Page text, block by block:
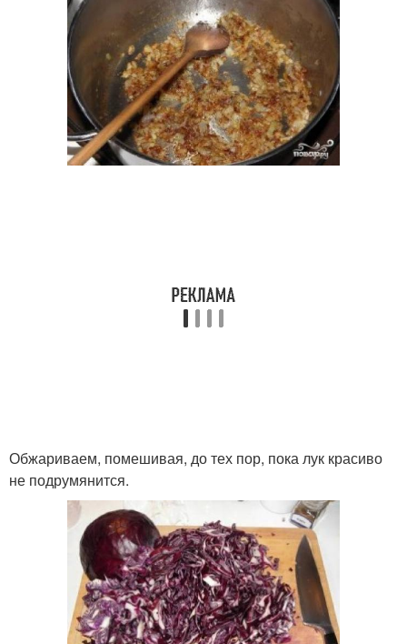
Обжариваем, помешивая, до тех пор, пока лук красиво
не подрумянится.